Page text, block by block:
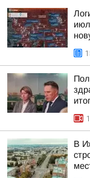
В